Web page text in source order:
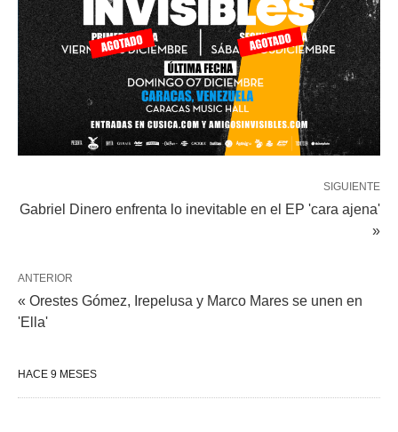
SIGUIENTE
Gabriel Dinero enfrenta lo inevitable en el EP 'cara ajena'
»
ANTERIOR
« Orestes Gómez, Irepelusa y Marco Mares se unen en
'Ella'
HACE 9 MESES